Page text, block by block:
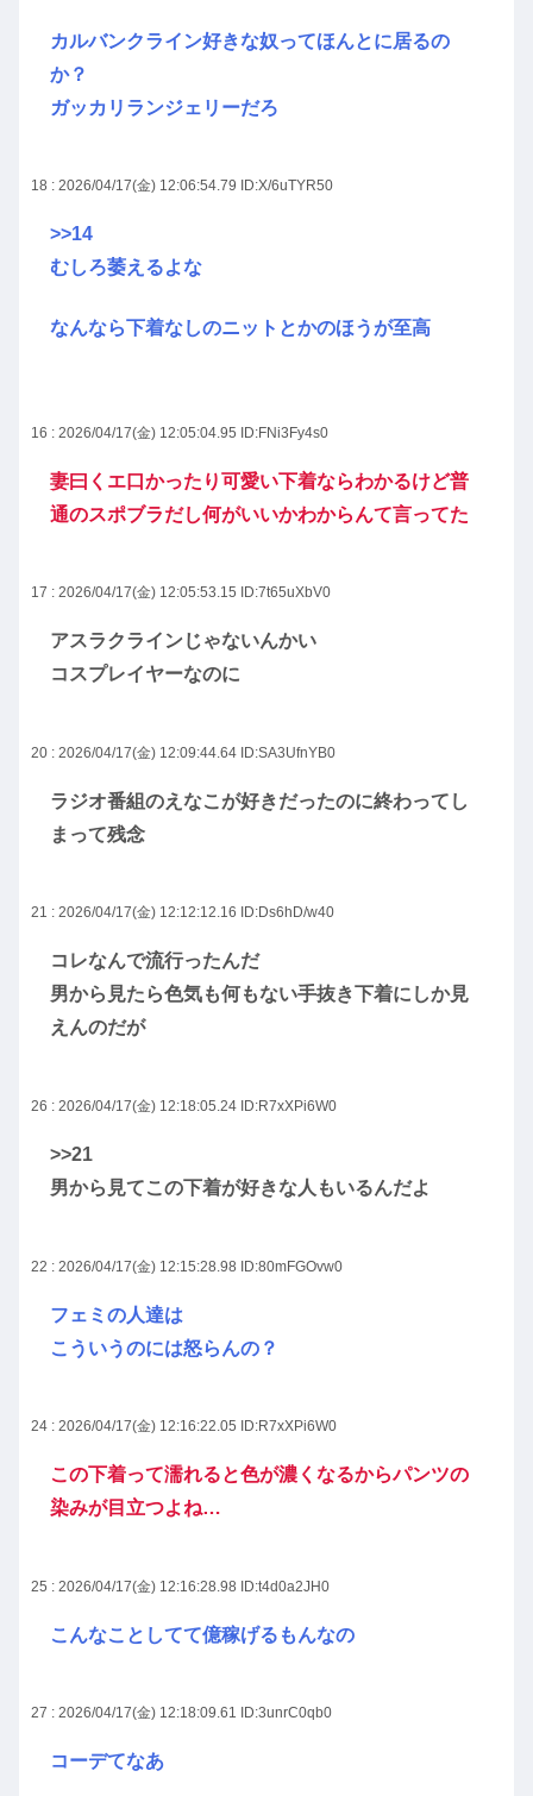
カルバンクライン好きな奴ってほんとに居るの
か？
ガッカリランジェリーだろ
18 : 2026/04/17(金) 12:06:54.79 ID:X/6uTYR50
>>14
むしろ萎えるよな
なんなら下着なしのニットとかのほうが至高
16 : 2026/04/17(金) 12:05:04.95 ID:FNi3Fy4s0
妻曰くエ口かったり可愛い下着ならわかるけど普
通のスポブラだし何がいいかわからんて言ってた
17 : 2026/04/17(金) 12:05:53.15 ID:7t65uXbV0
アスラクラインじゃないんかい
コスプレイヤーなのに
20 : 2026/04/17(金) 12:09:44.64 ID:SA3UfnYB0
ラジオ番組のえなこが好きだったのに終わってし
まって残念
21 : 2026/04/17(金) 12:12:12.16 ID:Ds6hD/w40
コレなんで流行ったんだ
男から見たら色気も何もない手抜き下着にしか見
えんのだが
26 : 2026/04/17(金) 12:18:05.24 ID:R7xXPi6W0
>>21
男から見てこの下着が好きな人もいるんだよ
22 : 2026/04/17(金) 12:15:28.98 ID:80mFGOvw0
フェミの人達は
こういうのには怒らんの？
24 : 2026/04/17(金) 12:16:22.05 ID:R7xXPi6W0
この下着って濡れると色が濃くなるからパンツの
染みが目立つよね…
25 : 2026/04/17(金) 12:16:28.98 ID:t4d0a2JH0
こんなことしてて億稼げるもんなの
27 : 2026/04/17(金) 12:18:09.61 ID:3unrC0qb0
コーデてなあ